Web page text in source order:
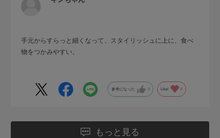
手元からすらっと細くなって、スタイリッシュに上に、食べ
物をつかみやすい。
参考になった 0 Like! 0
もっと見る